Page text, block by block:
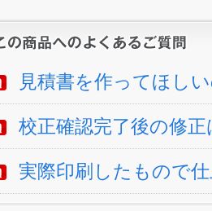
見積書を作ってほし
校正確認完了後の修
実際印刷したもので